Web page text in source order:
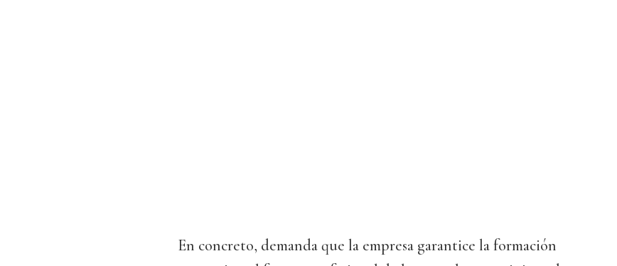
En concreto, demanda que la empresa garantice la formación